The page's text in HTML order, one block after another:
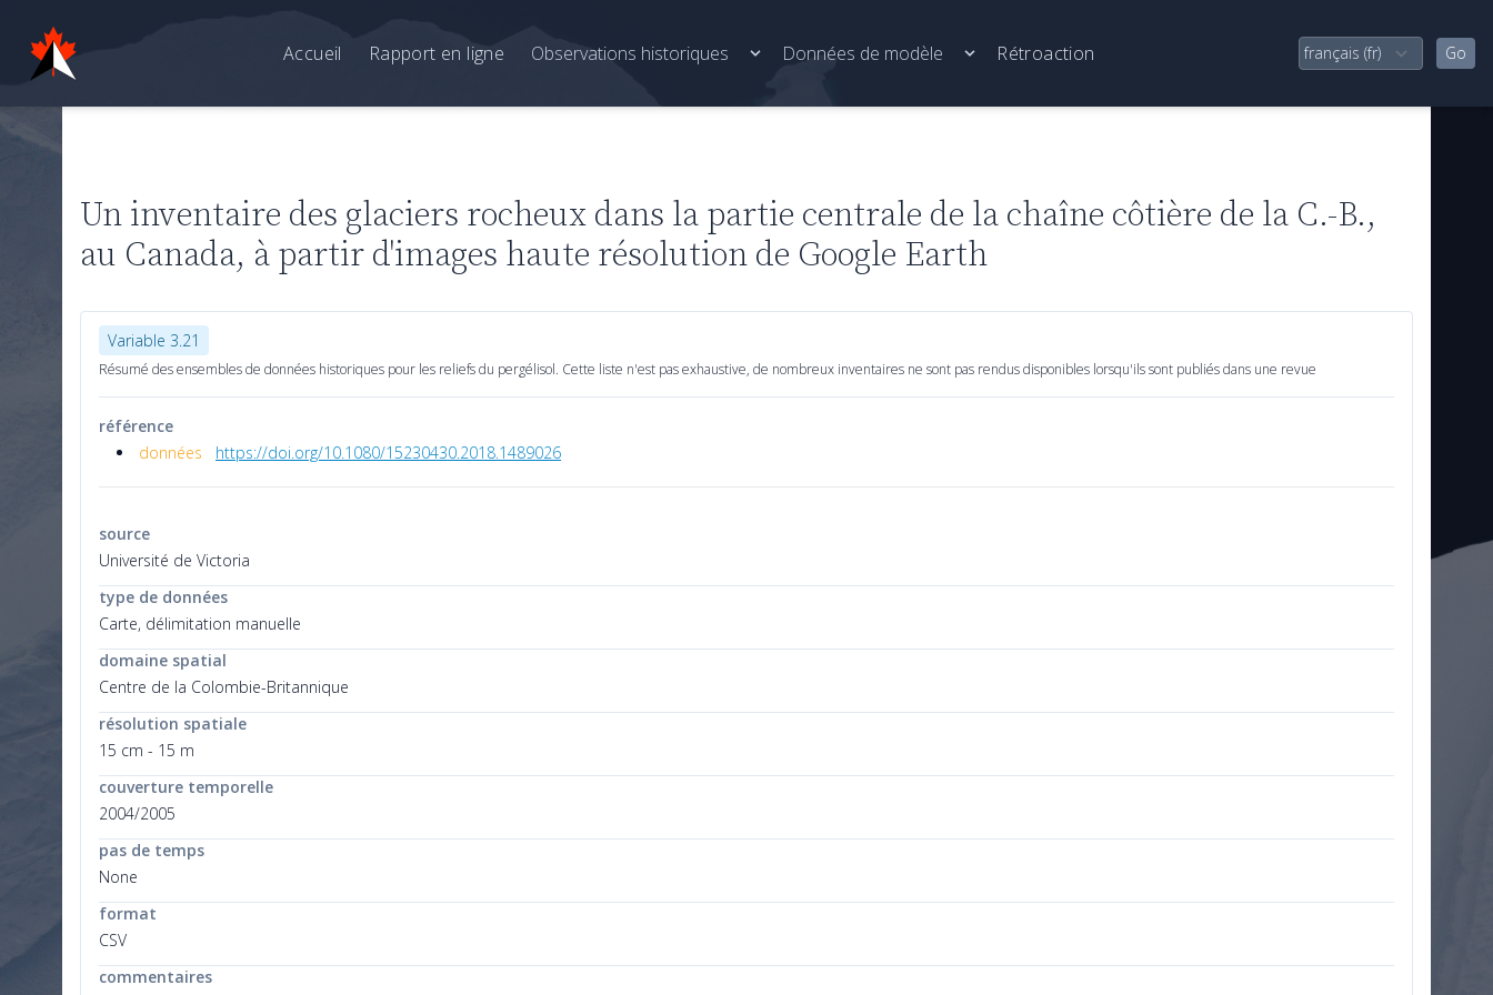
Accueil Rapport en ligne Observations historiques Données de modèle Rétroaction
Un inventaire des glaciers rocheux dans la partie centrale de la chaîne côtière de la C.-B.,
au Canada, à partir d'images haute résolution de Google Earth
Variable 3.21
Résumé des ensembles de données historiques pour les reliefs du pergélisol. Cette liste n'est pas exhaustive, de nombreux inventaires ne sont pas rendus disponibles lorsqu'ils sont publiés dans une revue
référence
données
https://doi.org/10.1080/15230430.2018.1489026
source
Université de Victoria
type de données
Carte, délimitation manuelle
domaine spatial
Centre de la Colombie-Britannique
résolution spatiale
15 cm - 15 m
couverture temporelle
2004/2005
pas de temps
None
format
CSV
commentaires